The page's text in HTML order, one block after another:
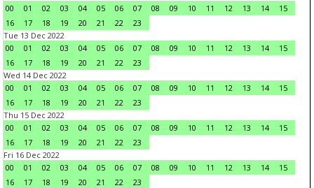
00
01 02 03 04 05 06 07 08 09 10 11 12 13 14
15
16
17 18 19 20 21 22
23
Tue 13 Dec 2022
00
01 02 03 04 05 06 07 08 09 10 11 12 13 14
15
16
17 18 19 20 21 22
23
Wed 14 Dec 2022
00
01 02 03 04 05 06 07 08 09 10 11 12 13 14
15
16
17 18 19 20 21 22
23
Thu 15 Dec 2022
00
01 02 03 04 05 06 07 08 09 10 11 12 13 14
15
16
17 18 19 20 21 22
23
Fri 16 Dec 2022
00
01 02 03 04 05 06 07 08 09 10 11 12 13 14
15
16
17 18 19 20 21 22
23